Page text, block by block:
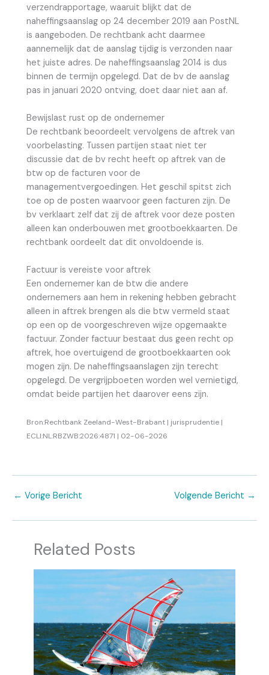
verzendrapportage, waaruit blijkt dat de
naheffingsaanslag op 24 december 2019 aan PostNL
is aangeboden. De rechtbank acht daarmee
aannemelijk dat de aanslag tijdig is verzonden naar
het juiste adres. De naheffingsaanslag 2014 is dus
binnen de termijn opgelegd. Dat de bv de aanslag
pas in januari 2020 ontving, doet daar niet aan af.
Bewijslast rust op de ondernemer
De rechtbank beoordeelt vervolgens de aftrek van
voorbelasting. Tussen partijen staat niet ter
discussie dat de bv recht heeft op aftrek van de
btw op de facturen voor de
managementvergoedingen. Het geschil spitst zich
toe op de posten waarvoor geen facturen zijn. De
bv verklaart zelf dat zij de aftrek voor deze posten
alleen kan onderbouwen met grootboekkaarten. De
rechtbank oordeelt dat dit onvoldoende is.
Factuur is vereiste voor aftrek
Een ondernemer kan de btw die andere
ondernemers aan hem in rekening hebben gebracht
alleen in aftrek brengen als die btw vermeld staat
op een op de voorgeschreven wijze opgemaakte
factuur. Zonder factuur bestaat dus geen recht op
aftrek, hoe overtuigend de grootboekkaarten ook
mogen zijn. De naheffingsaanslagen zijn terecht
opgelegd. De vergrijpboeten worden wel vernietigd,
omdat beide partijen het daarover eens zijn.
Bron:Rechtbank Zeeland-West-Brabant | jurisprudentie |
ECLI:NL:RBZWB:2026:4871 | 02-06-2026
← Vorige Bericht Volgende Bericht →
Related Posts